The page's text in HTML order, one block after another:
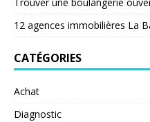
12 agences immobilières La
CATÉGORIES
Achat
Diagnostic